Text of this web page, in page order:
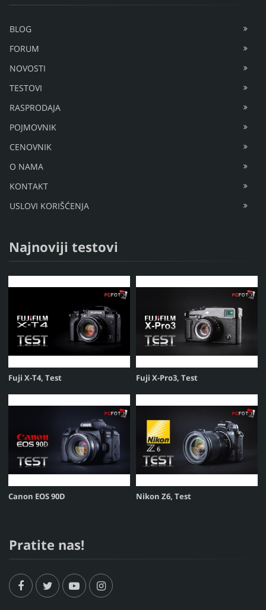
BLOG
FORUM
NOVOSTI
TESTOVI
RASPRODAJA
POJMOVNIK
CENOVNIK
O NAMA
KONTAKT
USLOVI KORIŠĆENJA
Najnoviji testovi
Fuji X-T4, Test Fuji X-Pro3, Test
Canon EOS 90D Nikon Z6, Test
Pratite nas!